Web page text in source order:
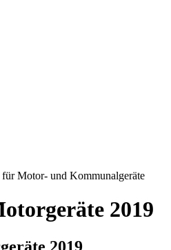
Motor- und Kommunalgeräte
2019